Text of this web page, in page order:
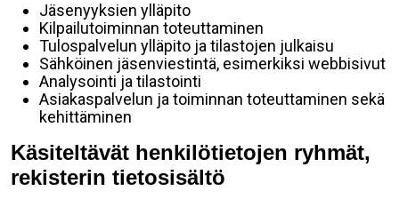
Jäsenyyksien ylläpito
Kilpailutoiminnan toteuttaminen
Tulospalvelun ylläpito ja tilastojen julkaisu
Sähköinen jäsenviestintä, esimerkiksi webbisivut
Analysointi ja tilastointi
Asiakaspalvelun ja toiminnan toteuttaminen sekä
kehittäminen
Käsiteltävät henkilötietojen ryhmät,
rekisterin tietosisältö